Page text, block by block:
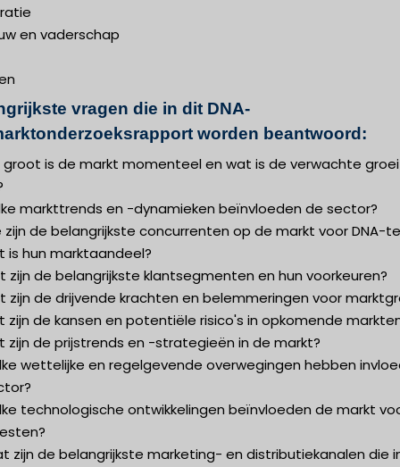
en vaderschap
vragen die in dit DNA-
worden beantwoord:
groot is de markt momenteel en wat is de verwachte groei
markttrends en -dynamieken beïnvloeden de sector?
zijn de belangrijkste concurrenten op de markt voor DNA-
is hun marktaandeel?
zijn de belangrijkste klantsegmenten en hun voorkeuren?
zijn de drijvende krachten en belemmeringen voor
zijn de kansen en potentiële risico's in opkomende
zijn de prijstrends en -strategieën in de markt?
wettelijke en regelgevende overwegingen hebben
technologische ontwikkelingen beïnvloeden de markt
zijn de belangrijkste marketing- en distributiekanalen die